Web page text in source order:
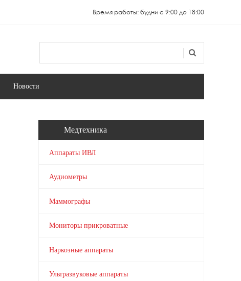
Время работы: будни с 9:00 до 18:00
Новости
Медтехника
Аппараты ИВЛ
Аудиометры
Маммографы
Мониторы прикроватные
Наркозные аппараты
Ультразвуковые аппараты